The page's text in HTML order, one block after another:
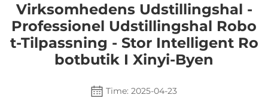
Produkter
Anvendelse
Virksomhedens Udstillingshal -
Professionel Udstillingshal Robo
T-Tilpassning - Stor Intelligent Ro
Botbutik I Xinyi-Byen
Time: 2025-04-23